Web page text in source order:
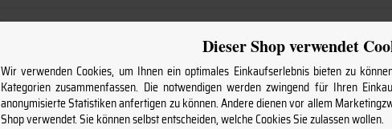
Verschluss:
Naturkork
Information:
enthält Sulfite
Dieser Shop verwendet
Wir verwenden Cookies, um Ihnen ein optimales Einkaufserlebnis bieten zu
Kategorien zusammenfassen. Die notwendigen werden zwingend für Ihren
anonymisierte Statistiken anfertigen zu können. Andere dienen vor allem
Shop verwendet. Sie können selbst entscheiden, welche Cookies Sie zulassen wollen.